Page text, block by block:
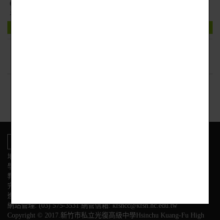
術員考照班005345
地址:新竹市東區光復路二段153號
學校電話
教務處:(03) 575-3584 學務處:(03) 575-3564
完全中學部:(03)575-3558
進修部:(03) 575-3628 幼兒園:(03) 575-3595
網站管理: (03) 575-3531 網管信箱: kfshcc@kfsh.hc.edu.tw
Copyright © 2017.新竹市私立光復高級中學Hsinchu Kuang-Fu High